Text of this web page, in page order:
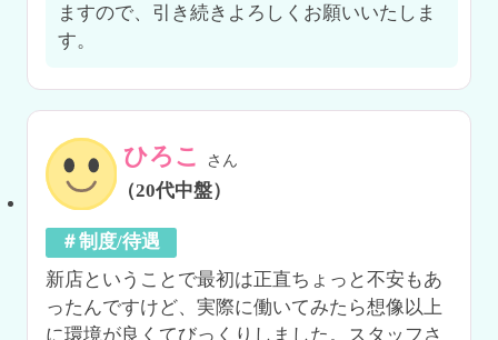
ますので、引き続きよろしくお願いいたしま
す。
ひろこ さん
（20代中盤）
＃制度/待遇
新店ということで最初は正直ちょっと不安もあ
ったんですけど、実際に働いてみたら想像以上
に環境が良くてびっくりしました。スタッフさ